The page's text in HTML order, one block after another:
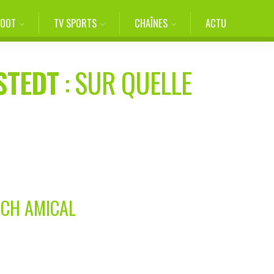
TV SPORTS CHAÎNES ACTU
: SUR QUELLE
AMICAL